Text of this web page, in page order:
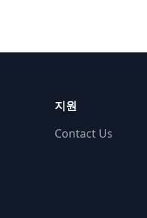
지원
Contact Us